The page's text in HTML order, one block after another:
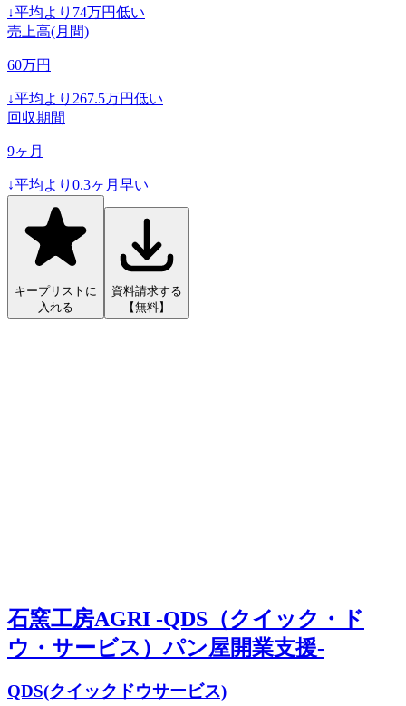
↓平均より 74万円低い
売上高(月間)
60万円
↓平均より 267.5万円低い
回収期間
9ヶ月
↓平均より 0.3ヶ月早い
キープリストに
入れる
資料請求する
【無料】
石窯工房AGRI -QDS（クイック・ド
ウ・サービス）パン屋開業支援-
QDS(クイックドウサービス)